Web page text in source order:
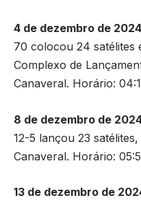
4 de dezembro de 2024
70 colocou 24 satélites
Complexo de
Canaveral. Horário:
8 de dezembro de
12-5 lançou 23
Canaveral. Horário:
13 de dezembro de